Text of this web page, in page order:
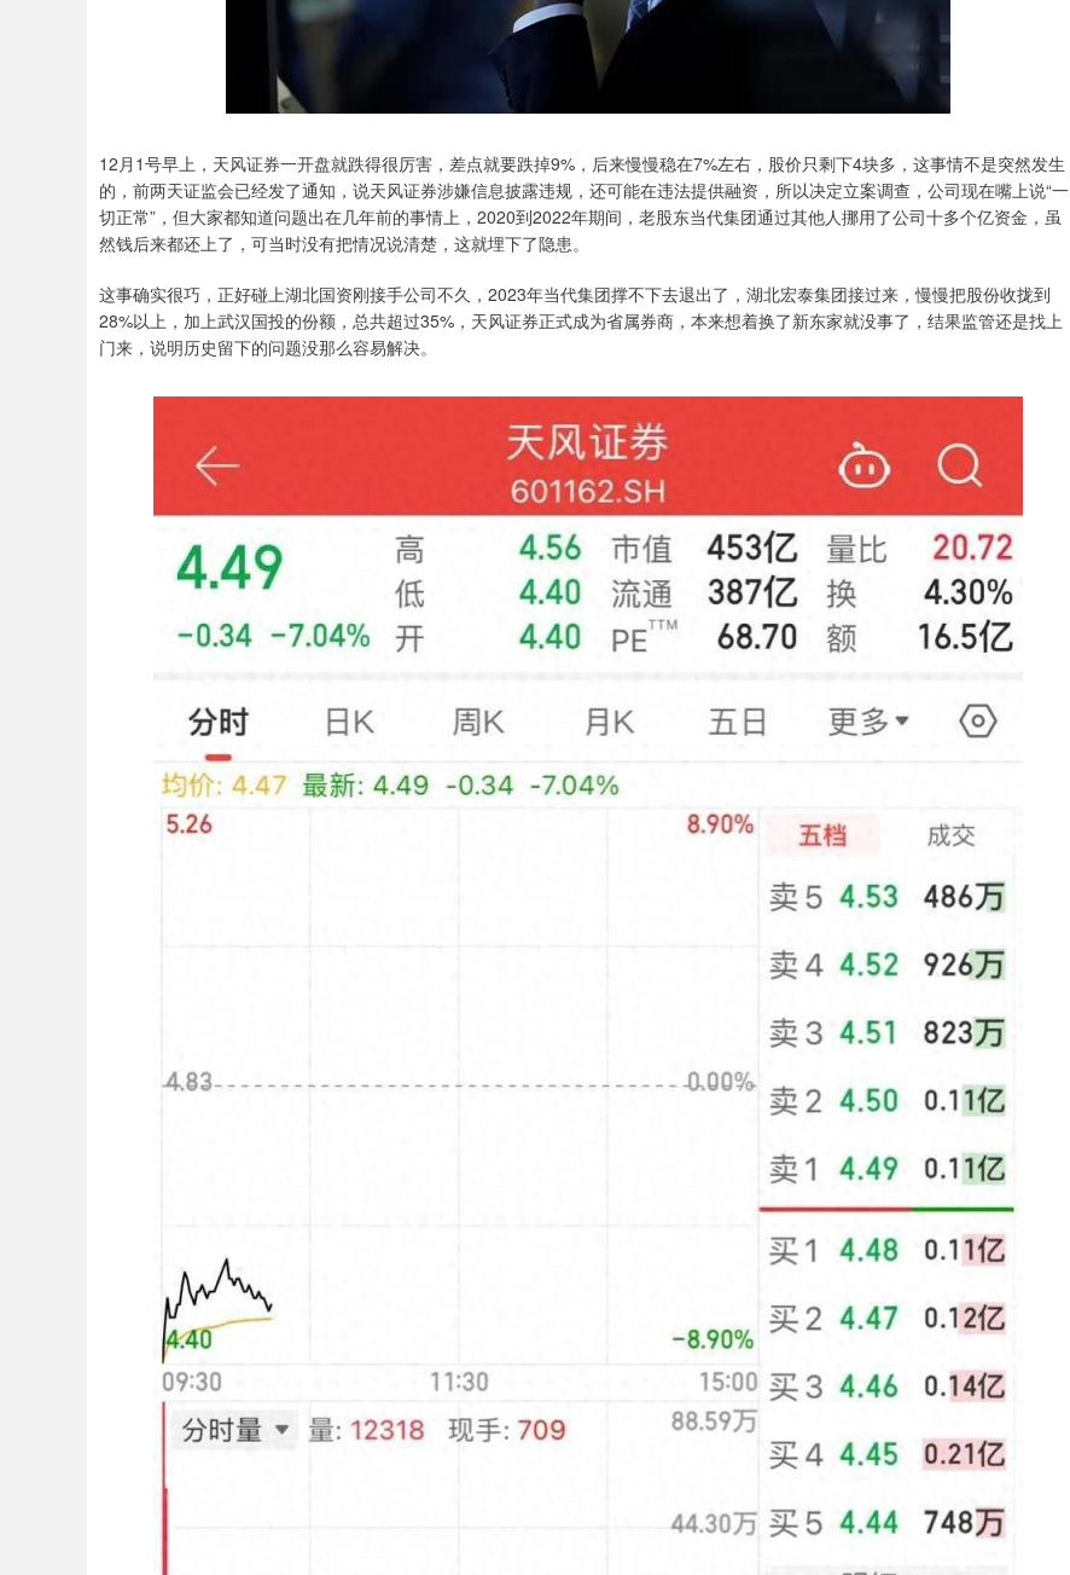
12月1号早上，天风证券一开盘就跌得很厉害，差点就要跌掉9%，后来慢慢稳在7%左右，股价只剩下4块多，这事情不是突然发生
的，前两天证监会已经发了通知，说天风证券涉嫌信息披露违规，还可能在违法提供融资，所以决定立案调查，公司现在嘴上说“一
切正常”，但大家都知道问题出在几年前的事情上，2020到2022年期间，老股东当代集团通过其他人挪用了公司十多个亿资金，虽
然钱后来都还上了，可当时没有把情况说清楚，这就埋下了隐患。
这事确实很巧，正好碰上湖北国资刚接手公司不久，2023年当代集团撑不下去退出了，湖北宏泰集团接过来，慢慢把股份收拢到
28%以上，加上武汉国投的份额，总共超过35%，天风证券正式成为省属券商，本来想着换了新东家就没事了，结果监管还是找上
门来，说明历史留下的问题没那么容易解决。